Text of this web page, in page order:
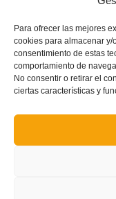
Para ofrecer las mejores
cookies para almacenar y/
consentimiento de estas
comportamiento de
No consentir o retirar el
ciertas características y
Así serán los cruces de
su segunda edición